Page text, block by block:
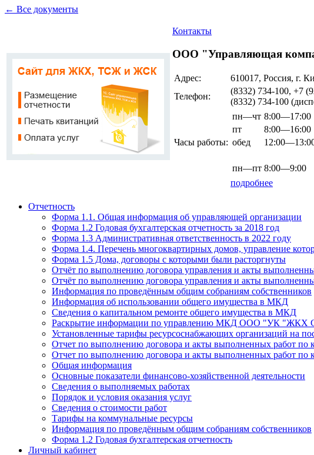
← Все документы
Контакты
ООО "Управляющая
Адрес:
610017, Россия, г.
Телефон:
(8332) 734-100, +7
(8332) 734-100
Часы работы:
пн—чт 8:00—17:00
пт
8:00—16:00
обед
пн—пт 8:00—9:00
подробнее
Отчетность
Форма 1.1. Общая информация об управляющей организации
Форма 1.2 Годовая бухгалтерская отчетность за 2018 год
Форма 1.3 Административная ответственность в 2022 году
Форма 1.4. Перечень многоквартирных домов, управление
Форма 1.5 Дома, договоры с которыми были расторгнуты
Отчёт по выполнению договора управления и акты
Отчёт по выполнению договора управления и акты
Информация по проведённым общим собраниям собственников
Информация об использовании общего имущества в МКД
Сведения о капитальном ремонте общего имущества в МКД
Раскрытие информации по управлению МКД ООО "УК "ЖКХ
Установленные тарифы ресурсоснабжающих организаций на
Отчет по выполнению договора и акты выполненных работ по
Отчет по выполнению договора и акты выполненных работ по
Общая информация
Основные показатели финансово-хозяйственной деятельности
Сведения о выполняемых работах
Порядок и условия оказания услуг
Сведения о стоимости работ
Тарифы на коммунальные ресурсы
Информация по проведённым общим собраниям собственников
Форма 1.2 Годовая бухгалтерская отчетность
Личный кабинет